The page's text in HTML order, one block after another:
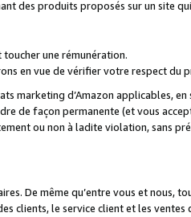
des produits proposés sur un site qui
une rémunération.
en vue de vérifier votre respect du
marketing d’Amazon applicables,
de façon permanente (et vous
ou non à ladite violation, sans
De même qu’entre vous et nous,
clients, le service client et les ventes